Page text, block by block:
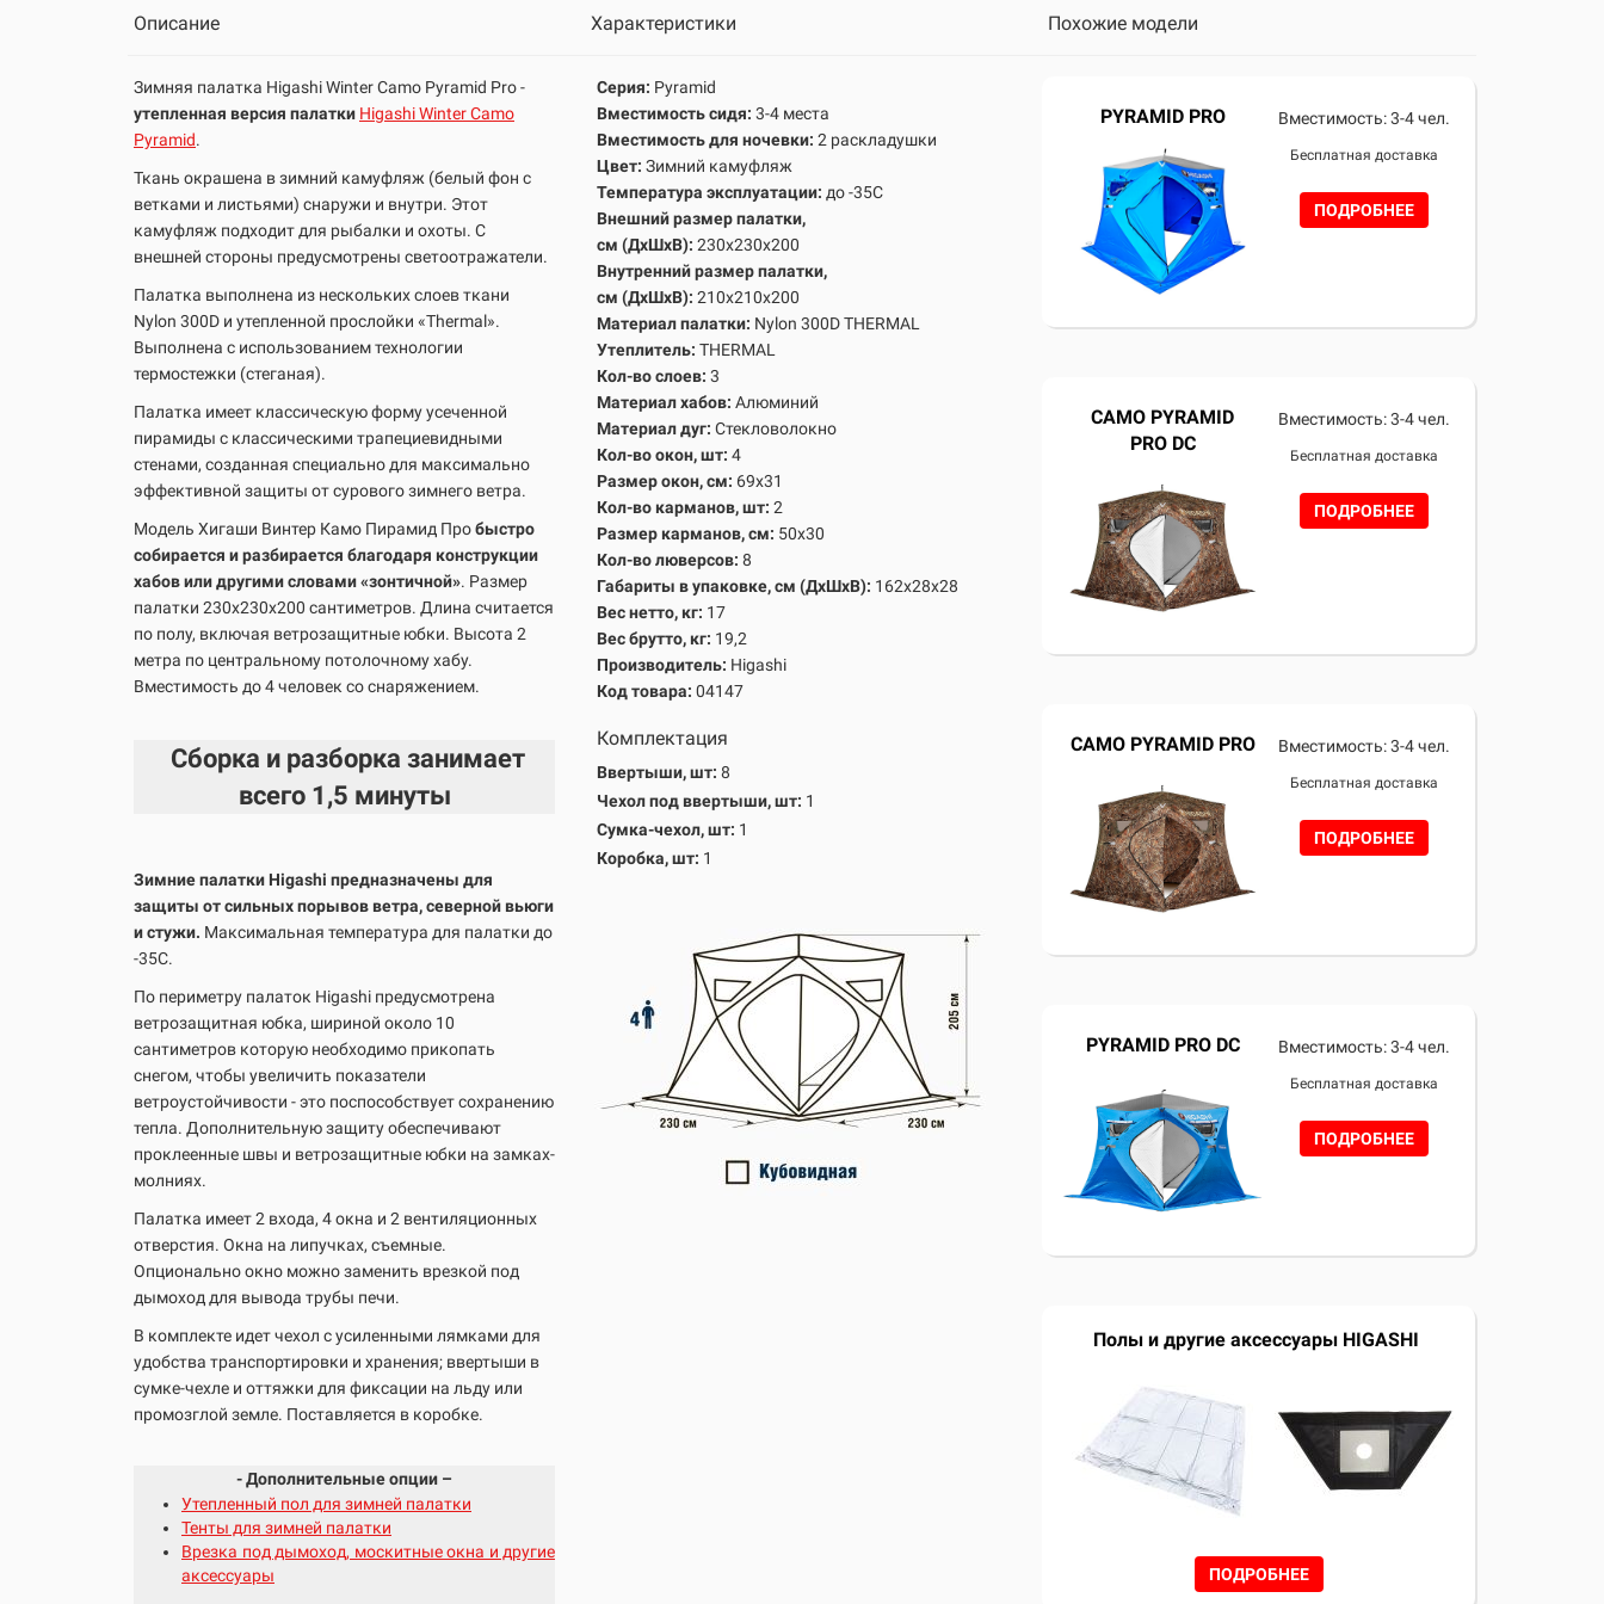
Описание Характеристики Похожие модели
Зимняя палатка Higashi Winter Camo Pyramid Pro -
утепленная версия палатки Higashi Winter Camo
Pyramid.
Ткань окрашена в зимний камуфляж (белый фон с
ветками и листьями) снаружи и внутри. Этот
камуфляж подходит для рыбалки и охоты. С
внешней стороны предусмотрены светоотражатели.
Палатка выполнена из нескольких слоев ткани
Nylon 300D и утепленной прослойки «Thermal».
Выполнена с использованием технологии
термостежки (стеганая).
Палатка имеет классическую форму усеченной
пирамиды с классическими трапециевидными
стенами, созданная специально для максимально
эффективной защиты от сурового зимнего ветра.
Модель Хигаши Винтер Камо Пирамид Пробыстро
собирается и разбирается благодаря конструкции
хабов или другими словами «зонтичной». Размер
палатки 230х230х200 сантиметров. Длина считается
по полу, включая ветрозащитные юбки. Высота 2
метра по центральному потолочному хабу.
Вместимость до 4 человек со снаряжением.
Сборка и разборка занимает
всего 1,5 минуты
Зимние палатки Higashi предназначены для
защиты от сильных порывов ветра, северной вьюги
и стужи. Максимальная температура для палатки до
-35С.
По периметру палаток Higashi предусмотрена
ветрозащитная юбка, шириной около 10
сантиметров которую необходимо прикопать
снегом, чтобы увеличить показатели
ветроустойчивости - это поспособствует сохранению
тепла. Дополнительную защиту обеспечивают
проклеенные швы и ветрозащитные юбки на замках-
молниях.
Палатка имеет 2 входа, 4 окна и 2 вентиляционных
отверстия. Окна на липучках, съемные.
Опционально окно можно заменить врезкой под
дымоход для вывода трубы печи.
В комплекте идет чехол с усиленными лямками для
удобства транспортировки и хранения; ввертыши в
сумке-чехле и оттяжки для фиксации на льду или
промозглой земле. Поставляется в коробке.
- Дополнительные опции –
Утепленный пол для зимней палатки
Тенты для зимней палатки
Врезка под дымоход, москитные окна и другие
аксессуары
Серия: Pyramid
Вместимость сидя: 3-4 места
Вместимость для ночевки: 2 раскладушки
Цвет: Зимний камуфляж
Температура эксплуатации: до -35С
Внешний размер палатки,
см (ДхШхВ): 230х230х200
Внутренний размер палатки,
см (ДхШхВ): 210х210х200
Материал палатки: Nylon 300D THERMAL
Утеплитель: THERMAL
Кол-во слоев: 3
Материал хабов: Алюминий
Материал дуг: Стекловолокно
Кол-во окон, шт: 4
Размер окон, см: 69х31
Кол-во карманов, шт: 2
Размер карманов, см: 50х30
Кол-во люверсов: 8
Габариты в упаковке, см (ДхШхВ): 162х28х28
Вес нетто, кг: 17
Вес брутто, кг: 19,2
Производитель: Higashi
Код товара: 04147
Комплектация
Ввертыши, шт: 8
Чехол под ввертыши, шт: 1
Сумка-чехол, шт: 1
Коробка, шт: 1
PYRAMID PRO Вместимость: 3-4 чел.
Бесплатная доставка
ПОДРОБНЕЕ
CAMO PYRAMID
PRO DC
Вместимость: 3-4 чел.
Бесплатная доставка
ПОДРОБНЕЕ
CAMO PYRAMID PRO Вместимость: 3-4 чел.
Бесплатная доставка
ПОДРОБНЕЕ
PYRAMID PRO DC Вместимость: 3-4 чел.
Бесплатная доставка
ПОДРОБНЕЕ
Полы и другие аксессуары HIGASHI
ПОДРОБНЕЕ